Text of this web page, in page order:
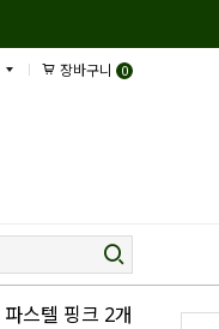
장바구니 0
스텔 핑크 2개